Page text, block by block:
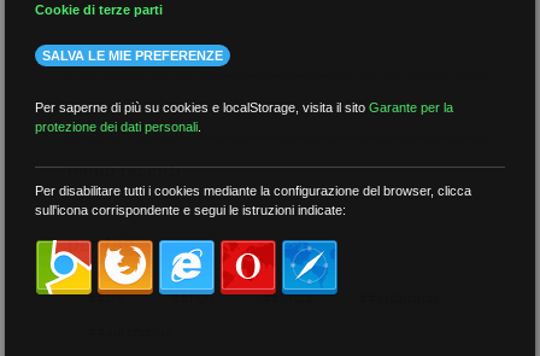
più recenti
meno recenti
per tag
##DS ##FGU ##Gilda
Cookie di terze parti
SALVA LE MIE PREFERENZE
Per saperne di più su cookies e localStorage, visita il sitoGarante per la
protezione dei dati personali
Per disabilitare tutti i cookies mediante la configurazione del browser, clicca
sull'icona corrispondente e segui le istruzioni indicate: